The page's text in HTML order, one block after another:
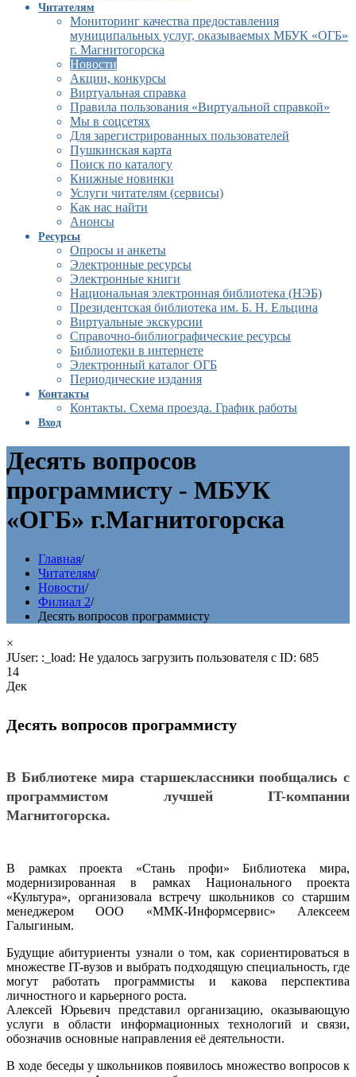
Читателям
Мониторинг качества предоставления
муниципальных услуг, оказываемых МБУК «ОГБ»
г. Магнитогорска
Новости
Акции, конкурсы
Виртуальная справка
Правила пользования «Виртуальной справкой»
Мы в соцсетях
Для зарегистрированных пользователей
Пушкинская карта
Поиск по каталогу
Книжные новинки
Услуги читателям (сервисы)
Как нас найти
Анонсы
Ресурсы
Опросы и анкеты
Электронные ресурсы
Электронные книги
Национальная электронная библиотека (НЭБ)
Президентская библиотека им. Б. Н. Ельцина
Виртуальные экскурсии
Справочно-библиографические ресурсы
Библиотеки в интернете
Электронный каталог ОГБ
Периодические издания
Контакты
Контакты. Схема проезда. График работы
Вход
Десять вопросов
программисту - МБУК
«ОГБ» г.Магнитогорска
Главная/
Читателям/
Новости/
Филиал 2/
Десять вопросов программисту
×
JUser: :_load: Не удалось загрузить пользователя с ID: 685
14
Дек
Десять вопросов программисту
В Библиотеке мира старшеклассники пообщались с
программистом лучшей IT-компании
Магнитогорска.
В рамках проекта «Стань профи» Библиотека мира,
модернизированная в рамках Национального проекта
«Культура», организовала встречу школьников со старшим
менеджером ООО «ММК-Информсервис» Алексеем
Галыгиным.
Будущие абитуриенты узнали о том, как сориентироваться в
множестве IT-вузов и выбрать подходящую специальность, где
могут работать программисты и какова перспектива
личностного и карьерного роста.
Алексей Юрьевич представил организацию, оказывающую
услуги в области информационных технологий и связи,
обозначив основные направления её деятельности.
В ходе беседы у школьников появилось множество вопросов к